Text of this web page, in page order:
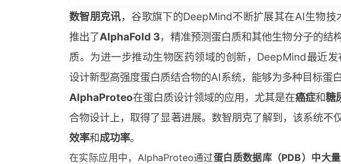
数智朋克讯，谷歌旗下的DeepMind不断扩展其在AI生物
推出了AlphaFold 3，精准预测蛋白质和其他生物分子的结
质。为进一步推动生物医药领域的创新，DeepMind最近发
设计新型高强度蛋白质结合物的AI系统，能够为多种目标蛋
AlphaProteo在蛋白质设计领域的应用，尤其是在癌症和糖
合物设计上，取得了显著进展。数智朋克了解到，该系统不
效率和成功率。
在实际应用中，AlphaProteo通过蛋白质数据库（PDB）中大